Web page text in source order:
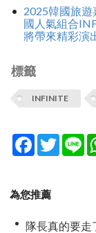
2025韓國旅遊
國人氣組合
將帶來精彩演
標籤
INFINITE
Facebook
Twitter
為您推薦
隊長真的要走